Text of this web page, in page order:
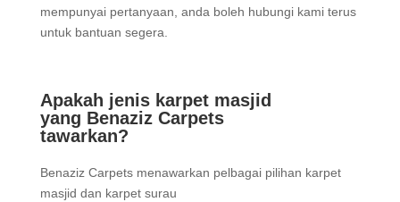
mempunyai pertanyaan, anda boleh hubungi kami terus
untuk bantuan segera.
Apakah jenis karpet masjid
yang Benaziz Carpets
tawarkan?
Benaziz Carpets menawarkan pelbagai pilihan karpet
masjid dan karpet surau